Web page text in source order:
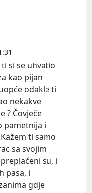
si se uhvatio
kao pijan
odakle ti
nekakve
? Čovječe
pametnija i
ti samo
sa svojim
su, i
pasa, i
gdje